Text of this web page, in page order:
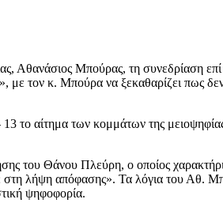
Αθανάσιος Μπούρας, τη συνεδρίαση
τον κ. Μπούρα να ξεκαθαρίζει πως
το αίτημα των κομμάτων της
του Θάνου Πλεύρη, ο οποίος
λήψη απόφασης». Τα λόγια του Αθ.
ψηφοφορία.